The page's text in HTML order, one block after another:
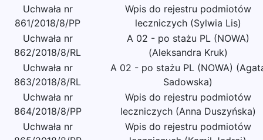
Uchwała nr
861/2018/8/PP
Wpis do rejestru podmiotów
leczniczych (Sylwia Lis)
Uchwała nr
862/2018/8/RL
A 02 - po stażu PL (NOWA)
(Aleksandra Kruk)
Uchwała nr
863/2018/8/RL
A 02 - po stażu PL (NOWA)
Sadowska)
Uchwała nr
864/2018/8/PP
Wpis do rejestru podmiotów
leczniczych (Anna Duszyńska)
Uchwała nr
Wpis do rejestru podmiotów